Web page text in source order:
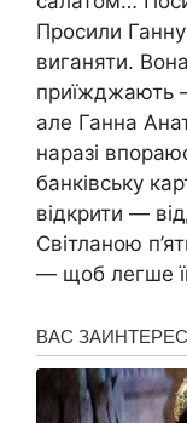
Просили Ганну
виганяти.
приїжджають
але Ганна
наразі
банківську
відкрити —
Світланою
— щоб легше